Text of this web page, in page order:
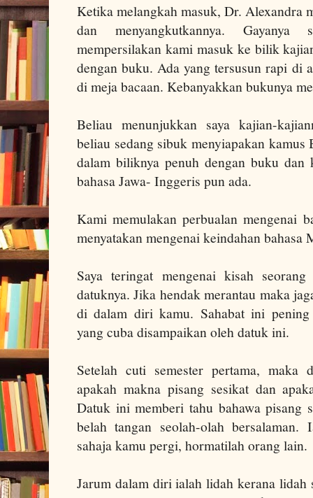
Ketika melangkah masuk, Dr. Alexandra
dan menyangkutkannya. Gayanya
mempersilakan kami masuk ke bilik
dengan buku.Ada yang tersusun rapi di
di meja bacaan. Kebanyakkan bukunya
Beliau menunjukkan saya kajian-
beliau sedang sibuk menyiapakan kamus
dalam biliknya penuh dengan buku dan
bahasa Jawa- Inggeris pun ada.
Kami memulakan perbualan mengenai
menyatakan mengenai keindahan bahasa
Saya teringat mengenai kisah
datuknya. Jika hendak merantau maka
di dalam diri kamu. Sahabat ini
yangcubadisampaikan oleh datuk ini.
Setelah cuti semester pertama, maka
apakah makna pisang sesikat dan
Datuk ini memberi tahu bahawa pisang
belah tangan seolah-olah bersalaman.
sahaja kamu pergi, hormatilah orang lain.
Jarum dalam diri ialah lidah kerana lidah